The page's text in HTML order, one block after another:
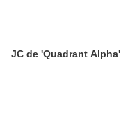
JC de 'Quadrant Alpha'